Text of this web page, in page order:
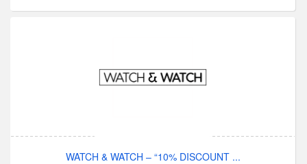
WATCH & WATCH – “10% DISCOUNT ...